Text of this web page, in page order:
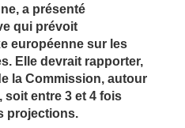
a présenté
qui prévoit
européenne sur les
Elle devrait rapporter,
la Commission, autour
soit entre 3 et 4 fois
projections.